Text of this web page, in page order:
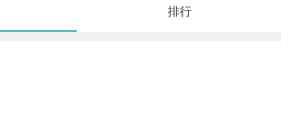
排行